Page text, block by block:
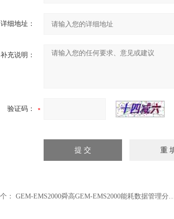
详细地址：
补充说明：
验证码：
： GEM-EMS2000舜高GEM-EMS2000能耗数据管理分析系统